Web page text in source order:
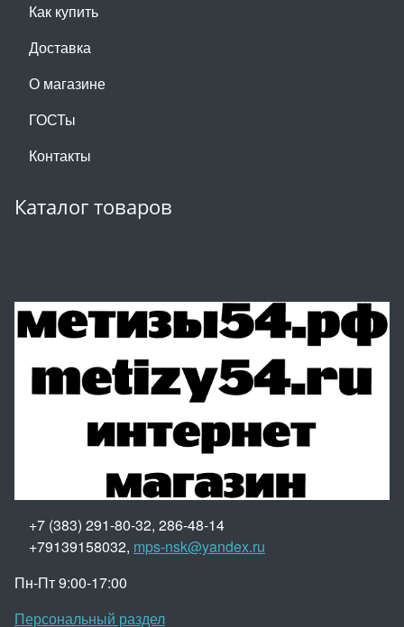
Как купить
Доставка
О магазине
ГОСТы
Контакты
Каталог товаров
+7 (383) 291-80-32, 286-48-14
+79139158032, mps-nsk@yandex.ru
Пн-Пт 9:00-17:00
Персональный раздел